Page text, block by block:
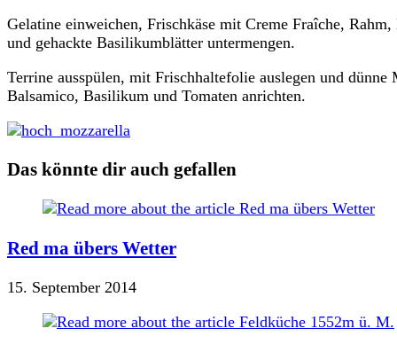
Gelatine einweichen, Frischkäse mit Creme Fraîche,
und gehackte Basilikumblätter untermengen.
Terrine ausspülen, mit Frischhaltefolie auslegen und
Balsamico, Basilikum und Tomaten anrichten.
Das könnte dir auch gefallen
Red ma übers Wetter
15. September 2014